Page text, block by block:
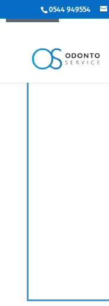
0544 949554
Richiedi prezzo